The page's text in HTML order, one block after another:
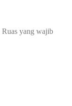
Ruas yang wajib